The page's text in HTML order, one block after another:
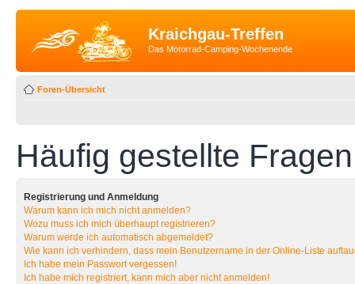
Kraichgau-Treffen
Das Motorrad-Camping-Wochenende
Foren-Übersicht
Häufig gestellte Fragen
Registrierung und Anmeldung
Warum kann ich mich nicht anmelden?
Wozu muss ich mich überhaupt registrieren?
Warum werde ich automatisch abgemeldet?
Wie kann ich verhindern, dass mein Benutzername in der Online-Liste
Ich habe mein Passwort vergessen!
Ich habe mich registriert, kann mich aber nicht anmelden!